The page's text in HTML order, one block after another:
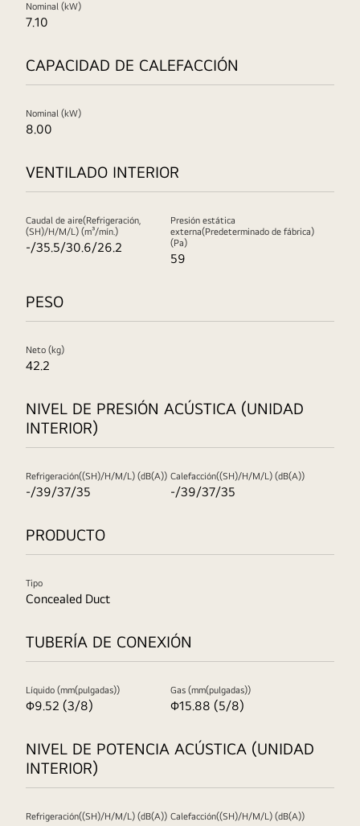
Nominal (kW)
7.10
CAPACIDAD DE CALEFACCIÓN
Nominal (kW)
8.00
VENTILADO INTERIOR
Caudal de aire(Refrigeración,
(SH)/H/M/L) (m³/mín.)
-/35.5/30.6/26.2
Presión estática
externa(Predeterminado de fábrica)
(Pa)
59
PESO
Neto (kg)
42.2
NIVEL DE PRESIÓN ACÚSTICA (UNIDAD
INTERIOR)
Refrigeración((SH)/H/M/L) (dB(A))
-/39/37/35
Calefacción((SH)/H/M/L) (dB(A))
-/39/37/35
PRODUCTO
Tipo
Concealed Duct
TUBERÍA DE CONEXIÓN
Líquido (mm(pulgadas))
Φ9.52 (3/8)
Gas (mm(pulgadas))
Φ15.88 (5/8)
NIVEL DE POTENCIA ACÚSTICA (UNIDAD
INTERIOR)
Refrigeración((SH)/H/M/L) (dB(A)) Calefacción((SH)/H/M/L) (dB(A))